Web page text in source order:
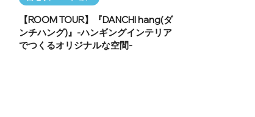
【ROOM TOUR】『DANCHI hang(ダ
ンチハング)』-ハンギングインテリア
でつくるオリジナルな空間-